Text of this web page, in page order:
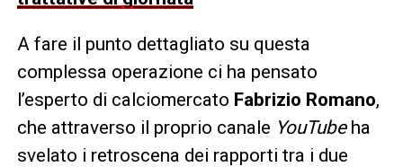
A fare il punto dettagliato su questa
complessa operazione ci ha pensato
l’esperto di calciomercato Fabrizio Romano,
che attraverso il proprio canale YouTubeha
svelato i retroscena dei rapporti tra i due